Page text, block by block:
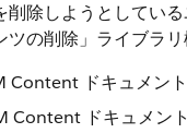
除しようとしている
の削除」ライブラリ
ドキュメント
ドキュメン